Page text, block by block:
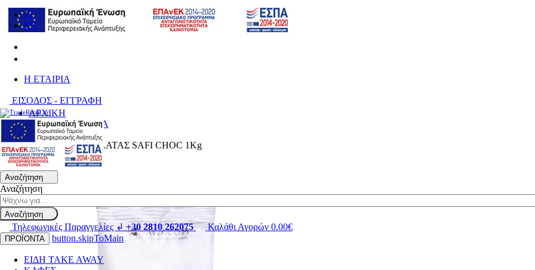
EL
EN
H ΕΤΑΙΡΙΑ
ΕΙΣΟΔΟΣ - ΕΓΓΡΑΦΗ
Αναζήτηση
Αναζήτηση
Αναζήτηση
Τηλεφωνικές Παραγγελίες ↲ +30 2810 262075 Καλάθι Αγορών 0.00€
ΠΡΟΪΟΝΤΑ button.skipToMain
ΕΙΔΗ TAKE AWAY
ΑΡΧΙΚΗ
ΚΑΦΕΣ- ΡΟΦΗΜΑ
Κλασική Σοκολάτα
ΡΟΦΗΜΑ ΣΟΚΟΛΑΤΑΣ SAFI CHOC 1Kg